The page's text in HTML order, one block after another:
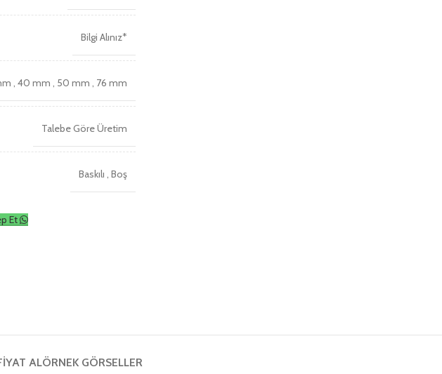
Bilgi Alınız*
,40 mm , 50 mm , 76 mm
Talebe Göre Üretim
Baskılı ,Boş
Et
ALÖRNEK GÖRSELLER